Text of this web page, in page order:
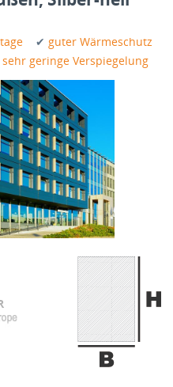
✔ guter Wärmeschutz
sehr geringe Verspiegelung